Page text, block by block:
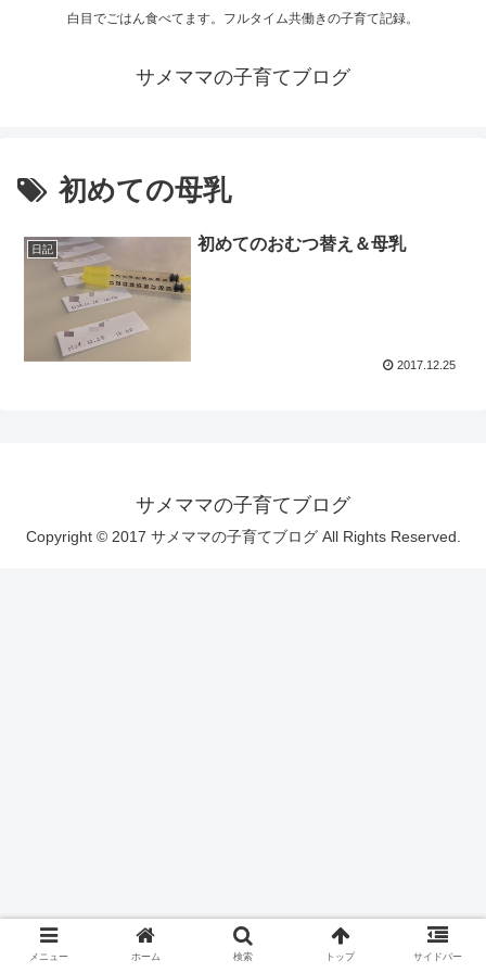
白目でごはん食べてます。フルタイム共働きの子育て記録。
サメママの子育てブログ
初めての母乳
日記 初めてのおむつ替え＆母乳
2017.12.25
サメママの子育てブログ
Copyright © 2017 サメママの子育てブログ All Rights Reserved.
メニュー ホーム 検索 トップ サイドバー